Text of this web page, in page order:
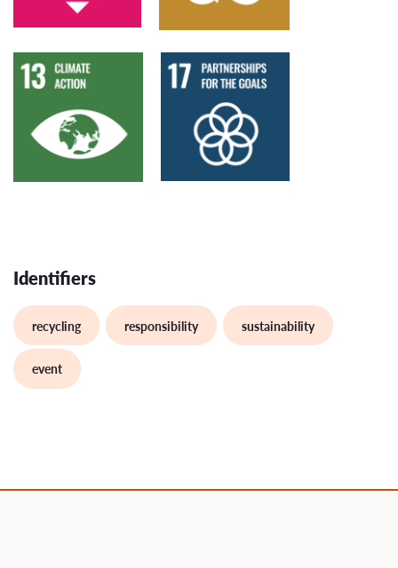
Identifiers
recycling responsibility sustainability
event